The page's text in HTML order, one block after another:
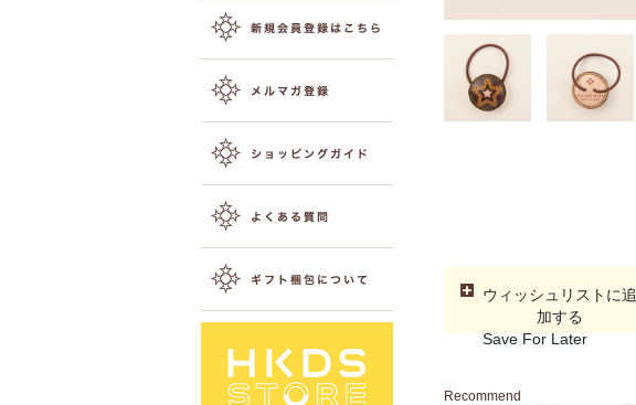
ウィッシュリストに追
加する
Save For Later
Recommend